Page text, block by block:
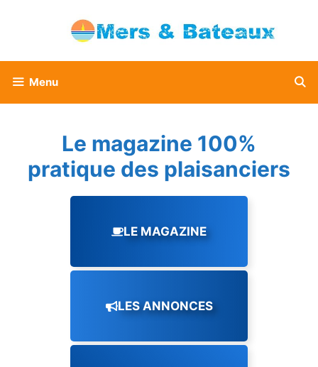
Menu
Le magazine 100%
pratique des plaisanciers
LE MAGAZINE
LES ANNONCES